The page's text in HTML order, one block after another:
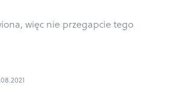
więc nie przegapcie tego